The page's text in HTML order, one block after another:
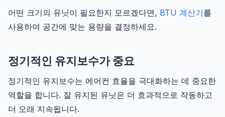
어떤 크기의 유닛이 필요한지 모르겠다면, BTU 계산기를
사용하여 공간에 맞는 용량을 결정하세요.
정기적인 유지보수가 중요
정기적인 유지보수는 에어컨 효율을 극대화하는 데 중요한
역할을 합니다. 잘 유지된 유닛은 더 효과적으로 작동하고
더 오래 지속됩니다.